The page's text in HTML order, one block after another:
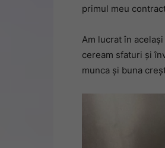
primul meu
Am lucrat în
ceream sfaturi și
munca și buna